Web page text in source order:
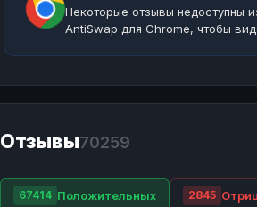
Некоторые отзывы недоступны
AntiSwap для Chrome, чтобы
Отзывы70259
67414 Положительных 2845